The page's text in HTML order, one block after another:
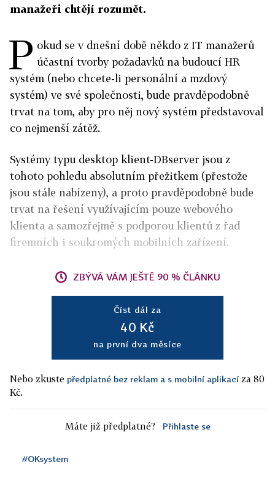
manažeři chtějí rozumět.
P okud se v dnešní době někdo z IT manažerů
účastní tvorby požadavků na budoucí HR
systém (nebo chcete-li personální a mzdový
systém) ve své společnosti, bude pravděpodobně
trvat na tom, aby pro něj nový systém představoval
co nejmenší zátěž.
Systémy typu desktop klient-DBserver jsou z
tohoto pohledu absolutním přežitkem (přestože
jsou stále nabízeny), a proto pravděpodobně bude
trvat na řešení využívajícím pouze webového
klienta a samozřejmě s podporou klientů z řad
firemních i soukromých mobilních zařízení.
ZBÝVÁ VÁM JEŠTĚ 90 % ČLÁNKU
Číst dál za
40 Kč
na první dva měsíce
Nebo zkuste předplatné bez reklam a s mobilní aplikací za 80
Kč.
Máte již předplatné? Přihlaste se
#OKsystem